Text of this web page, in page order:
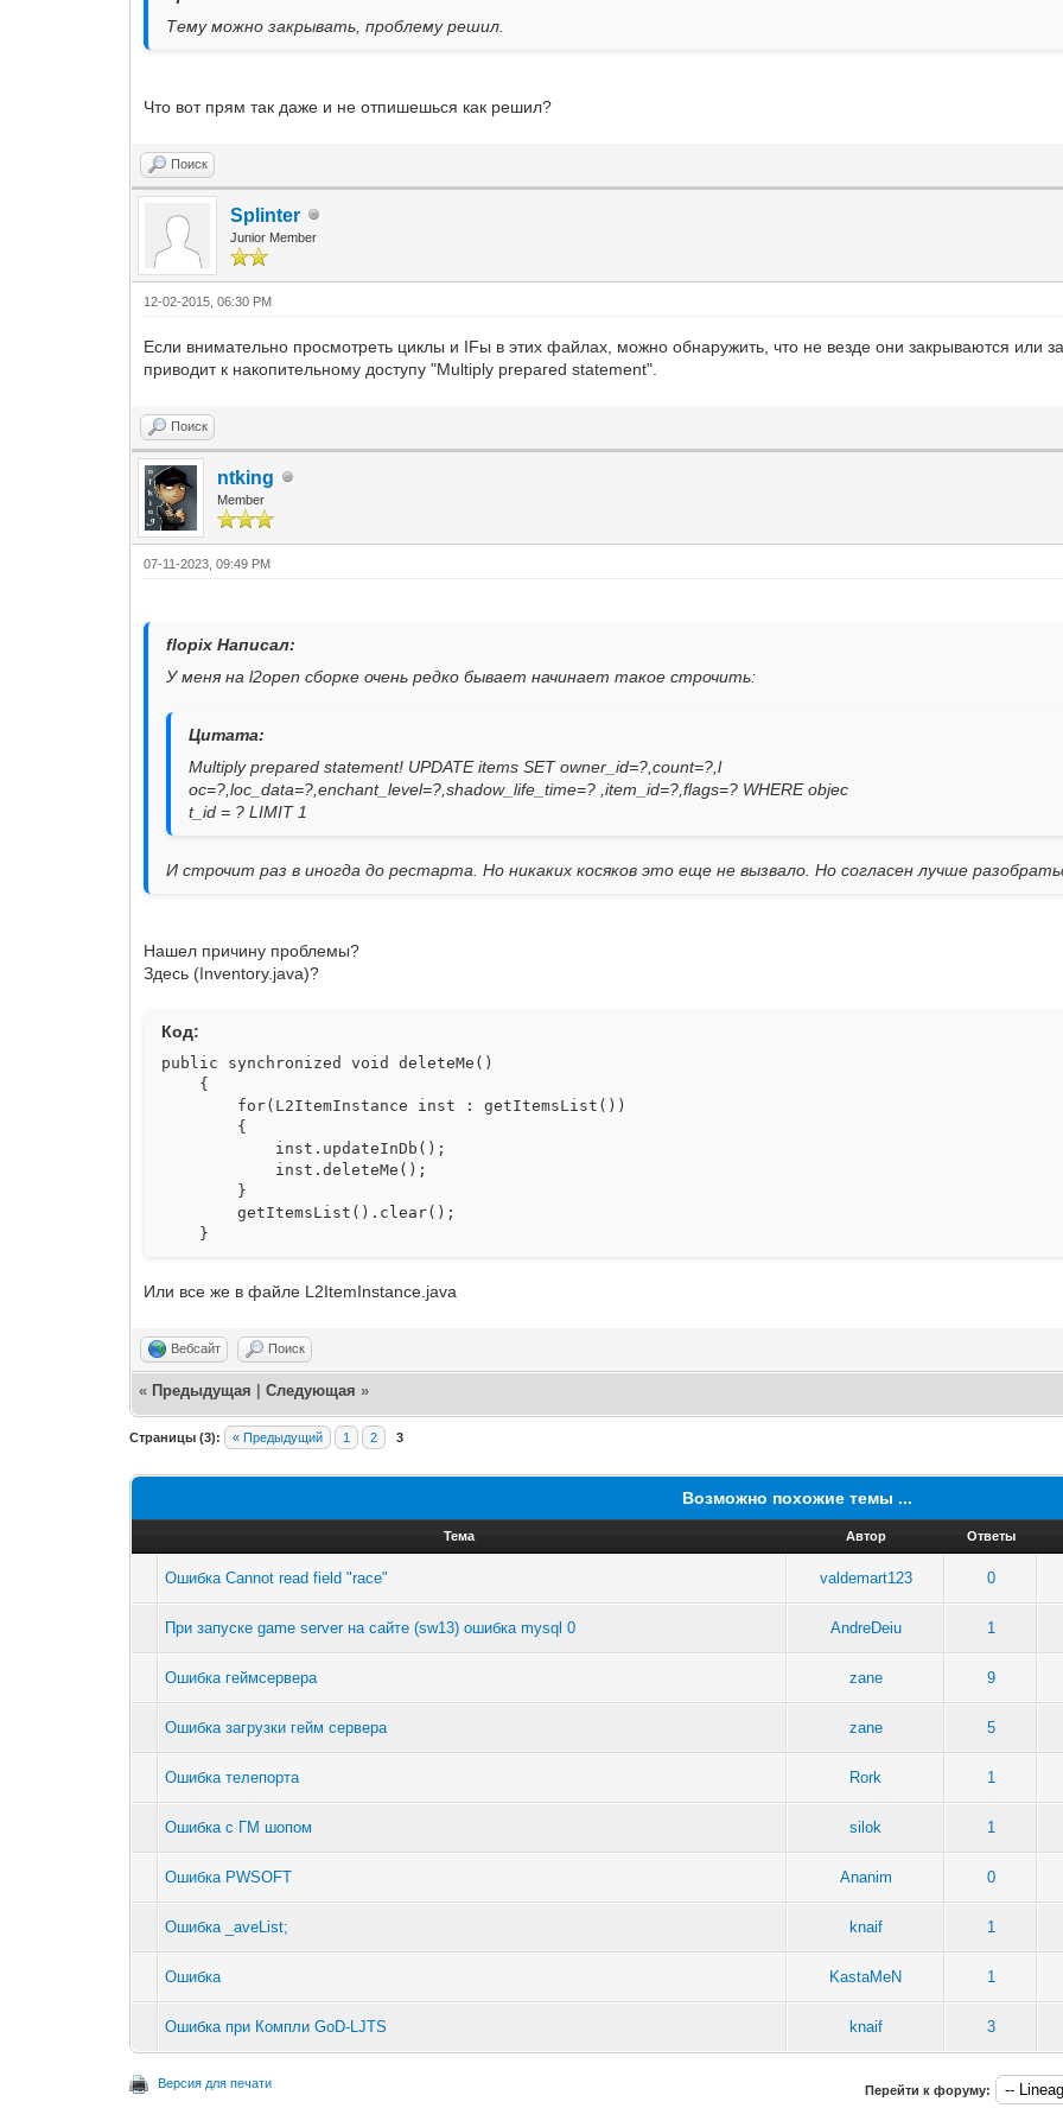
Тему можно закрывать, проблему решил.
Что вот прям так даже и не отпишешься как решил?
Поиск
Splinter
Junior Member
12-02-2015, 06:30 PM
Если внимательно просмотреть циклы и IFы в этих файлах, можно обнаружить, что не везде они закрываются или
приводит к накопительному доступу "Multiply prepared statement".
Поиск
ntking
Member
07-11-2023, 09:49 PM
flopix Написал:
У меня на l2open сборке очень редко бывает начинает такое строчить:
Цитата:
Multiply prepared statement! UPDATE items SET owner_id=?,count=?,l
oc=?,loc_data=?,enchant_level=?,shadow_life_time=? ,item_id=?,flags=? WHERE objec
t_id = ? LIMIT 1
И строчит раз в иногда до рестарта. Но никаких косяков это еще не вызвало. Но согласен лучше
Нашел причину проблемы?
Здесь (Inventory.java)?
Код:
public synchronized void deleteMe()
{
for(L2ItemInstance inst : getItemsList())
{
inst.updateInDb();
inst.deleteMe();
}
getItemsList().clear();
}
Или все же в файле L2ItemInstance.java
Вебсайт Поиск
« Предыдущая |Следующая»
Страницы (3): « Предыдущий 1 2 3
Возможно похожие темы ...
Тема Автор Ответы
Ошибка Cannot read field "race" valdemart123 0
При запуске game server на сайте (sw13) ошибка mysql 0 AndreDeiu 1
Ошибка геймсервера zane 9
Ошибка загрузки гейм сервера zane 5
Ошибка телепорта Rork 1
Ошибка с ГМ шопом silok 1
Ошибка PWSOFT Ananim 0
Ошибка _aveList; knaif 1
Ошибка KastaMeN 1
Ошибка при Компли GoD-LJTS knaif 3
Версия для печати Перейти к форуму: